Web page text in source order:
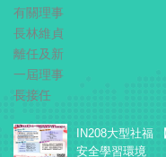
IN208大型社福
安全學習環境